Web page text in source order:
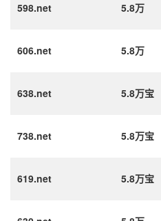
598.net 5.8万
606.net 5.8万
638.net 5.8万宝
738.net 5.8万宝
619.net 5.8万宝